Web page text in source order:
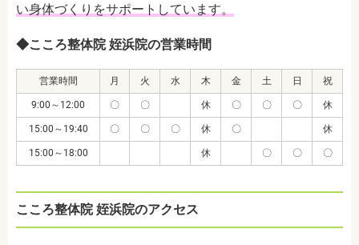
い身体づくりをサポートしています。
◆こころ整体院 姪浜院の営業時間
営業時間 月 火 水 木 金 土 日 祝
9:00～12:00 〇 〇 休 〇 〇 〇 休
15:00～19:40 〇 〇 〇 休 〇 休
15:00～18:00 休 〇 〇 〇
こころ整体院 姪浜院のアクセス